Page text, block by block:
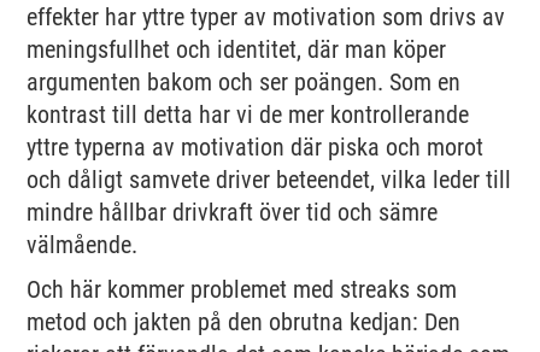
effekter har yttre typer av motivation som drivs av
meningsfullhet och identitet, där man köper
argumenten bakom och ser poängen. Som en
kontrast till detta har vi de mer kontrollerande
yttre typerna av motivation där piska och morot
och dåligt samvete driver beteendet, vilka leder till
mindre hållbar drivkraft över tid och sämre
välmående.
Och här kommer problemet med streaks som
metod och jakten på den obrutna kedjan: Den